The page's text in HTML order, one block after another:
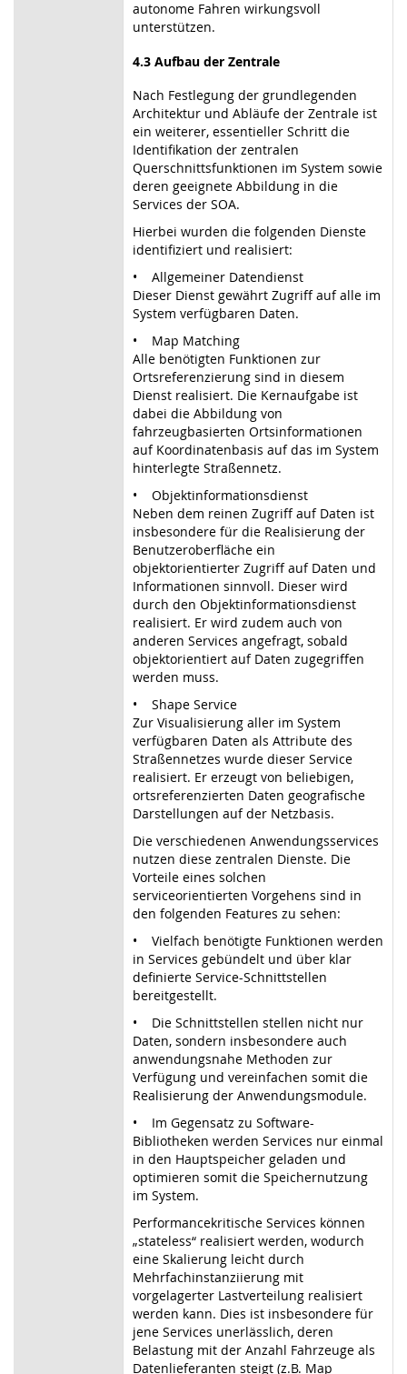
autonome Fahren wirkungsvoll
unterstützen.
4.3 Aufbau der Zentrale
Nach Festlegung der grundlegenden
Architektur und Abläufe der Zentrale ist
ein weiterer, essentieller Schritt die
Identifikation der zentralen
Querschnittsfunktionen im System sowie
deren geeignete Abbildung in die
Services der SOA.
Hierbei wurden die folgenden Dienste
identifiziert und realisiert:
• Allgemeiner Datendienst
Dieser Dienst gewährt Zugriff auf alle im
System verfügbaren Daten.
• Map Matching
Alle benötigten Funktionen zur
Ortsreferenzierung sind in diesem
Dienst realisiert. Die Kernaufgabe ist
dabei die Abbildung von
fahrzeugbasierten Ortsinformationen
auf Koordinatenbasis auf das im System
hinterlegte Straßennetz.
• Objektinformationsdienst
Neben dem reinen Zugriff auf Daten ist
insbesondere für die Realisierung der
Benutzeroberfläche ein
objektorientierter Zugriff auf Daten und
Informationen sinnvoll. Dieser wird
durch den Objektinformationsdienst
realisiert. Er wird zudem auch von
anderen Services angefragt, sobald
objektorientiert auf Daten zugegriffen
werden muss.
• Shape Service
Zur Visualisierung aller im System
verfügbaren Daten als Attribute des
Straßennetzes wurde dieser Service
realisiert. Er erzeugt von beliebigen,
ortsreferenzierten Daten geografische
Darstellungen auf der Netzbasis.
Die verschiedenen Anwendungsservices
nutzen diese zentralen Dienste. Die
Vorteile eines solchen
serviceorientierten Vorgehens sind in
den folgenden Features zu sehen:
• Vielfach benötigte Funktionen werden
in Services gebündelt und über klar
definierte Service-Schnittstellen
bereitgestellt.
• Die Schnittstellen stellen nicht nur
Daten, sondern insbesondere auch
anwendungsnahe Methoden zur
Verfügung und vereinfachen somit die
Realisierung der Anwendungsmodule.
• Im Gegensatz zu Software-
Bibliotheken werden Services nur einmal
in den Hauptspeicher geladen und
optimieren somit die Speichernutzung
im System.
Performancekritische Services können
„stateless“ realisiert werden, wodurch
eine Skalierung leicht durch
Mehrfachinstanziierung mit
vorgelagerter Lastverteilung realisiert
werden kann. Dies ist insbesondere für
jene Services unerlässlich, deren
Belastung mit der Anzahl Fahrzeuge als
Datenlieferanten steigt (z.B. Map